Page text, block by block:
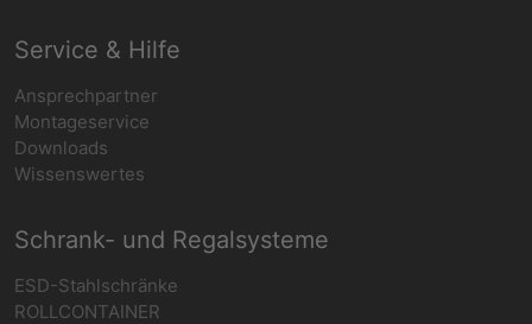
Service & Hilfe
Ansprechpartner
Montageservice
Downloads
Wissenswertes
Schrank- und Regalsysteme
ESD-Stahlschränke
ROLLCONTAINER